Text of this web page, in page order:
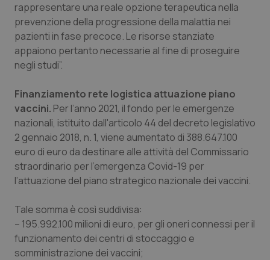
Puglia
Sardegna
Toscana
Umbria
Valle D’Aosta
Malattie rare
Malattia di Crohn & Rettocolite Ulcerosa
Obesità
Oftalmologia
Oncodermatologia
Oncologia & Nutrizione
rappresentare una reale opzione terapeutica nella
prevenzione della progressione della malattia nei
pazienti in fase precoce. Le risorse stanziate
appaiono pertanto necessarie al fine di proseguire
negli studi”.
Finanziamento rete logistica attuazione piano
vaccini. Per l’anno 2021, il fondo per le emergenze
nazionali, istituito dall'articolo 44 del decreto legislativo
2 gennaio 2018, n. 1, viene aumentato di 388.647.100
euro di euro da destinare alle attività del Commissario
straordinario per l’emergenza Covid-19 per
l’attuazione del piano strategico nazionale dei vaccini.
Tale somma è così suddivisa:
– 195.992.100 milioni di euro, per gli oneri connessi per il
funzionamento dei centri di stoccaggio e
somministrazione dei vaccini;